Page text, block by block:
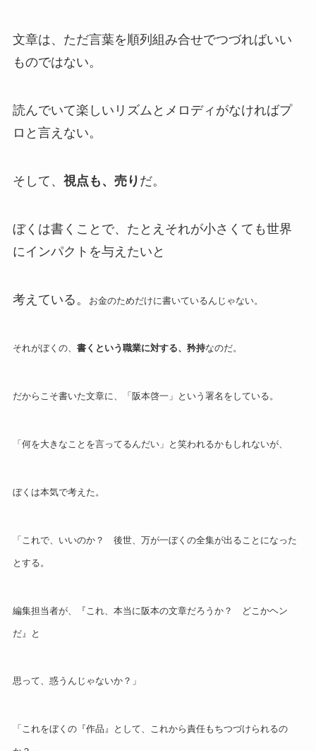
文章は、ただ言葉を順列組み合せでつづればいい
ものではない。
読んでいて楽しいリズムとメロディがなければプ
ロと言えない。
そして、 視点も、売り だ。
ぼくは書くことで、たとえそれが小さくても世界
にインパクトを与えたいと
考えている。 お金のためだけに書いているんじゃない。
それがぼくの、 書くという職業に対する、矜持なのだ。
だからこそ書いた文章に、「阪本啓一」という署名をしている。
「何を大きなことを言ってるんだい」と笑われるかもしれないが、
ぼくは本気で考えた。
「これで、いいのか？ 後世、万が一ぼくの全集が出ることになった
とする。
編集担当者が、『これ、本当に阪本の文章だろうか？ どこかヘン
だ』と
思って、惑うんじゃないか？」
「これをぼくの『作品』として、これから責任もちつづけられるの